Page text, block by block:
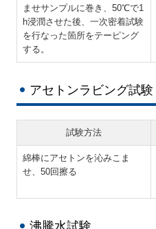
ませサンプルに巻き、50℃で1
h浸潤させた後、一次密着試験
を行なった箇所をテーピング
する。
アセトンラビング試験
試験方法
綿棒にアセトンを沁みこま
せ、50回擦る
沸騰水試験